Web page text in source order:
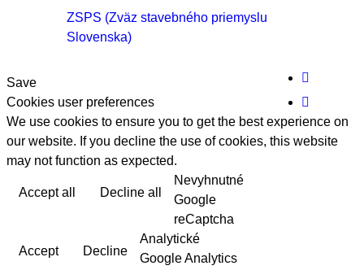
Save
Cookies user preferences
We use cookies to ensure you to get the best experience on
our website. If you decline the use of cookies, this website
may not function as expected.
Accept all Decline all
Nevyhnutné
Google
reCaptcha
Accept Decline
Analytické
Google Analytics
ZSPS (Zväz stavebného priemyslu
Slovenska)

